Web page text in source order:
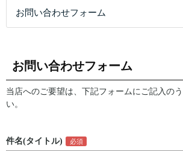
お問い合わせフォーム
お問い合わせフォーム
当店へのご要望は、下記フォームにご記入の
い。
件名(タイトル)